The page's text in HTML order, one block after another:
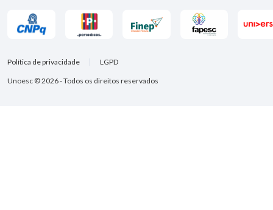
Unoesc © 2026 - Todos os direitos reservados
Política de privacidade LGPD